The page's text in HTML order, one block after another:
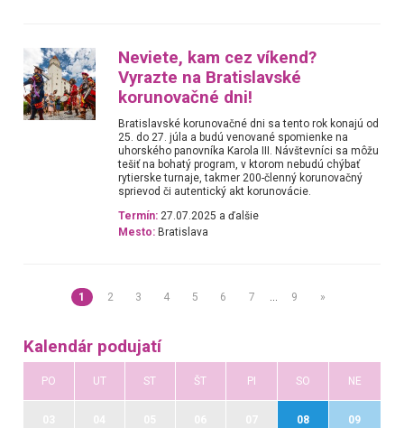
Neviete, kam cez víkend?
Vyrazte na Bratislavské
korunovačné dni!
Bratislavské korunovačné dni sa tento rok konajú od
25. do 27. júla a budú venované spomienke na
uhorského panovníka Karola III. Návštevníci sa môžu
tešiť na bohatý program, v ktorom nebudú chýbať
rytierske turnaje, takmer 200-členný korunovačný
sprievod či autentický akt korunovácie.
Termín: 27.07.2025 a ďalšie
Mesto: Bratislava
1 2 3 4 5 6 7 9 »
Kalendár podujatí
PO UT ST ŠT PI SO NE
08 09